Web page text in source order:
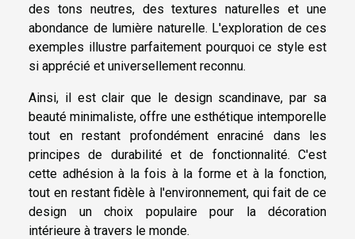
des tons neutres, des textures naturelles et une
abondance de lumière naturelle. L'exploration de ces
exemples illustre parfaitement pourquoi ce style est
si apprécié et universellement reconnu.
Ainsi, il est clair que le design scandinave, par sa
beauté minimaliste, offre une esthétique intemporelle
tout en restant profondément enraciné dans les
principes de durabilité et de fonctionnalité. C'est
cette adhésion à la fois à la forme et à la fonction,
tout en restant fidèle à l'environnement, qui fait de ce
design un choix populaire pour la décoration
intérieure à travers le monde.